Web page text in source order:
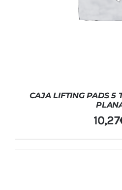
CAJA LIFTING PADS 5
10,27